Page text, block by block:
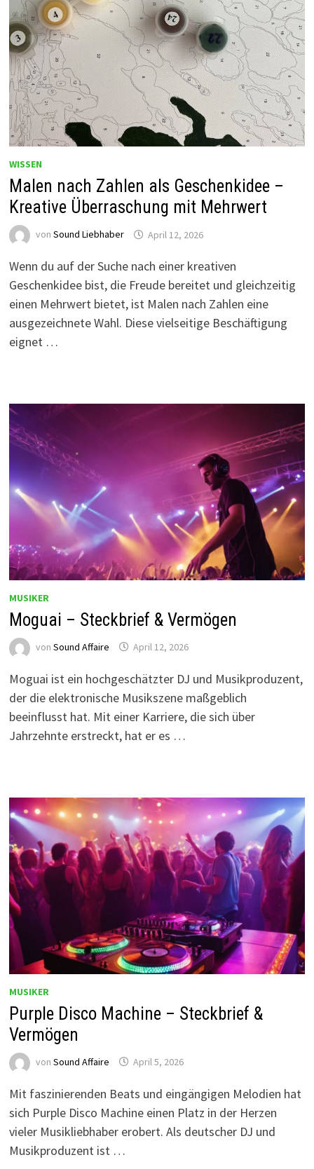
WISSEN
Malen nach Zahlen als Geschenkidee –
Kreative Überraschung mit Mehrwert
von Sound Liebhaber April 12, 2026
Wenn du auf der Suche nach einer kreativen
Geschenkidee bist, die Freude bereitet und gleichzeitig
einen Mehrwert bietet, ist Malen nach Zahlen eine
ausgezeichnete Wahl. Diese vielseitige Beschäftigung
eignet …
MUSIKER
Moguai – Steckbrief & Vermögen
von Sound Affaire April 12, 2026
Moguai ist ein hochgeschätzter DJ und Musikproduzent,
der die elektronische Musikszene maßgeblich
beeinflusst hat. Mit einer Karriere, die sich über
Jahrzehnte erstreckt, hat er es …
MUSIKER
Purple Disco Machine – Steckbrief &
Vermögen
von Sound Affaire April 5, 2026
Mit faszinierenden Beats und eingängigen Melodien hat
sich Purple Disco Machine einen Platz in der Herzen
vieler Musikliebhaber erobert. Als deutscher DJ und
Musikproduzent ist …